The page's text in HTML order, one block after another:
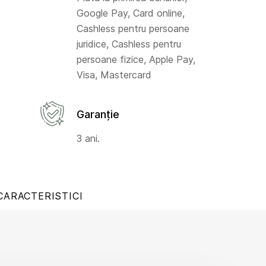
Google Pay, Card online,
Cashless pentru persoane
juridice, Cashless pentru
persoane fizice, Apple Pay,
Visa, Mastercard
Garanție
3 ani.